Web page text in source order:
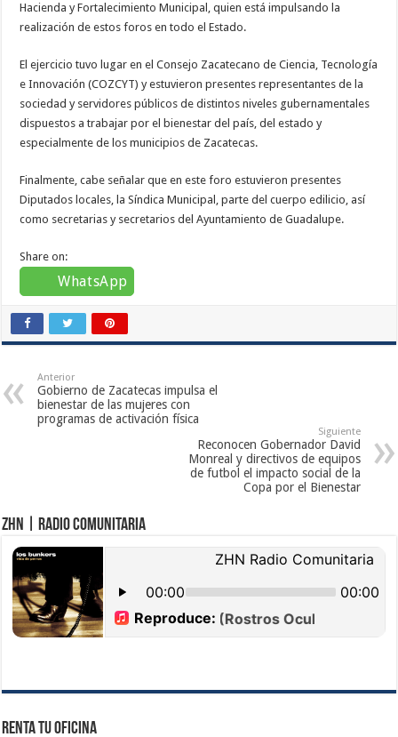
Hacienda y Fortalecimiento Municipal, quien está impulsando la
realización de estos foros en todo el Estado.
El ejercicio tuvo lugar en el Consejo Zacatecano de Ciencia, Tecnología
e Innovación (COZCYT) y estuvieron presentes representantes de la
sociedad y servidores públicos de distintos niveles gubernamentales
dispuestos a trabajar por el bienestar del país, del estado y
especialmente de los municipios de Zacatecas.
Finalmente, cabe señalar que en este foro estuvieron presentes
Diputados locales, la Síndica Municipal, parte del cuerpo edilicio, así
como secretarias y secretarios del Ayuntamiento de Guadalupe.
Share on:
WhatsApp
Anterior
Gobierno de Zacatecas impulsa el
bienestar de las mujeres con
programas de activación física
Siguiente
Reconocen Gobernador David
Monreal y directivos de equipos
de futbol el impacto social de la
Copa por el Bienestar
ZHN | Radio Comunitaria
Renta tu Oficina